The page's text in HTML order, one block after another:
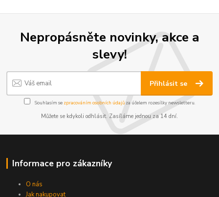
Nepropásněte novinky, akce a
slevy!
Přihlásit se
Souhlasím se zpracováním osobních údajůza účelem rozesílky newsletteru.
Můžete se kdykoli odhlásit. Zasíláme jednou za 14 dní.
Informace pro zákazníky
O nás
Jak nakupovat